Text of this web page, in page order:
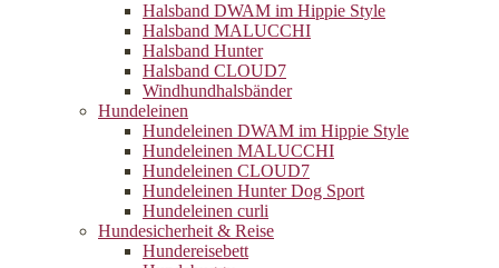
Halsband DWAM im Hippie Style
Halsband MALUCCHI
Halsband Hunter
Halsband CLOUD7
Windhundhalsbänder
Hundeleinen
Hundeleinen DWAM im Hippie Style
Hundeleinen MALUCCHI
Hundeleinen CLOUD7
Hundeleinen Hunter Dog Sport
Hundeleinen curli
Hundesicherheit & Reise
Hundereisebett